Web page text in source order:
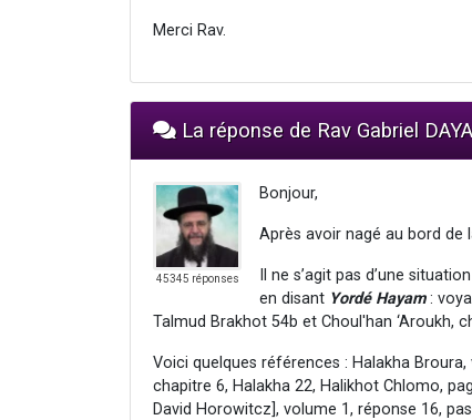
Merci Rav.
La réponse de Rav Gabriel
45345 réponses
Bonjour,
Après avoir nagé au bord de
Il ne s’agit pas d’une
en disant Yordé Hayam:
Talmud Brakhot 54b et Choul'han ‘Aroukh,
Voici quelques références : Halakha
chapitre 6, Halakha 22, Halikhot Chlomo,
David Horowitcz], volume 1, réponse 16,